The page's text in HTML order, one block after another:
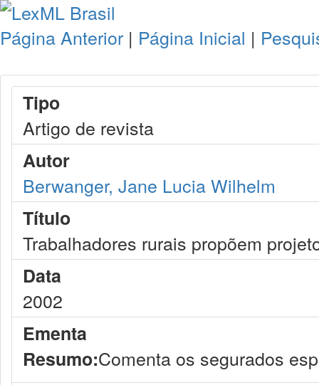
Página Anterior | Página Inicial |
Tipo
Artigo de revista
Autor
Berwanger, Jane Lucia Wilhelm
Título
Trabalhadores rurais propõem
Data
2002
Ementa
Resumo:Comenta os segurados